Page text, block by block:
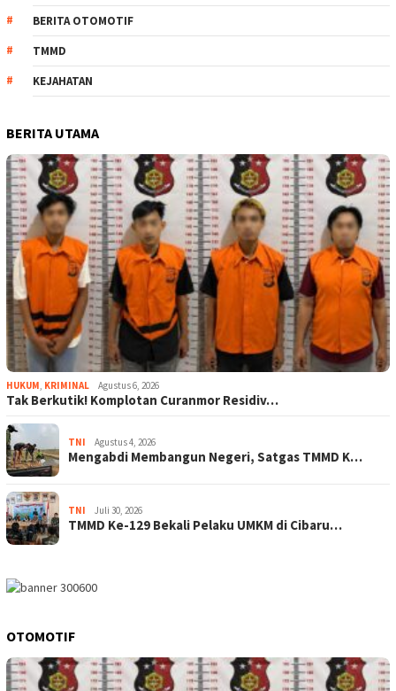
BERITA OTOMOTIF
TMMD
KEJAHATAN
BERITA UTAMA
HUKUM, KRIMINAL Agustus 6, 2026
Tak Berkutik! Komplotan Curanmor Residiv…
TNI Agustus 4, 2026
Mengabdi Membangun Negeri, Satgas TMMD K…
TNI Juli 30, 2026
TMMD Ke-129 Bekali Pelaku UMKM di Cibaru…
OTOMOTIF